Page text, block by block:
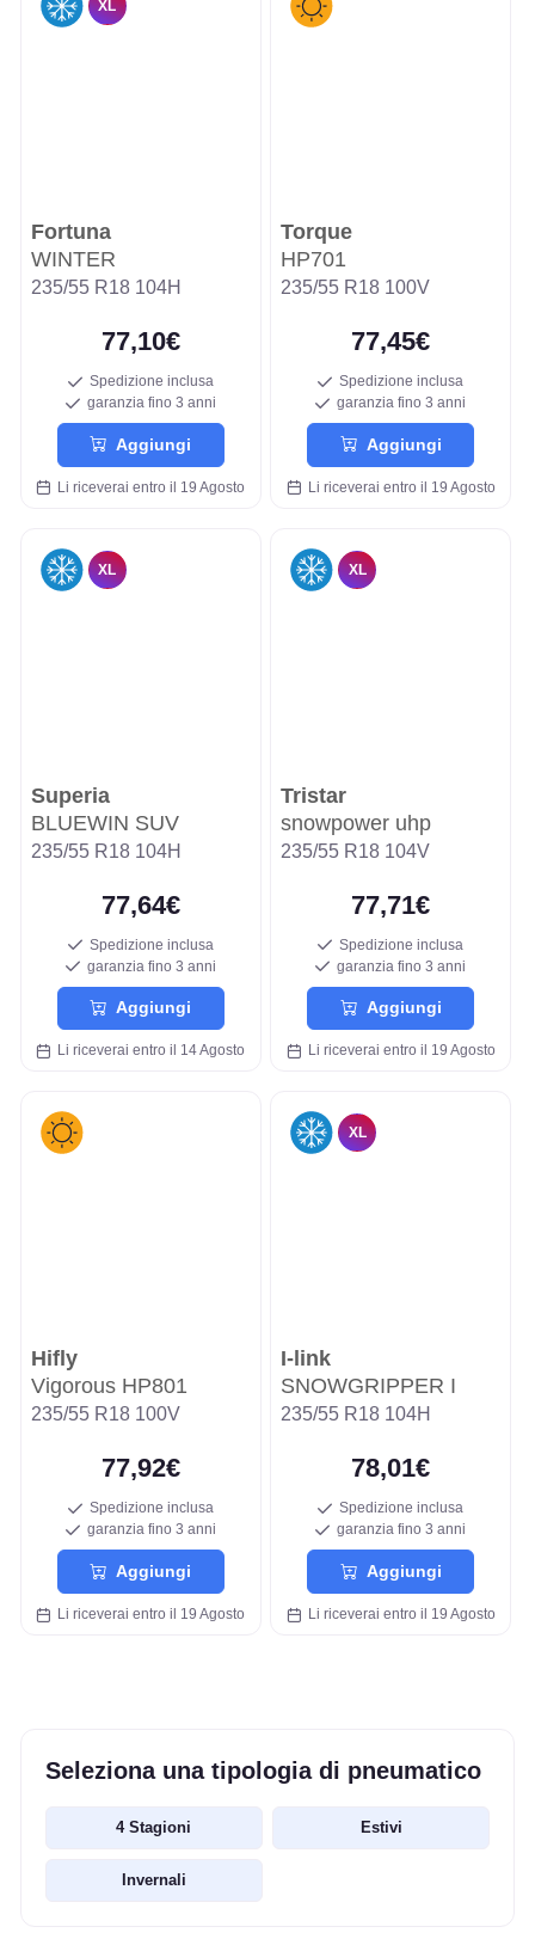
XL
Fortuna
WINTER
235/55 R18 104H
77,10€
Spedizione inclusa
garanzia fino 3 anni
Aggiungi
Li riceverai entro il 19 Agosto
Torque
HP701
235/55 R18 100V
77,45€
Spedizione inclusa
garanzia fino 3 anni
Aggiungi
Li riceverai entro il 19 Agosto
XL
Superia
BLUEWIN SUV
235/55 R18 104H
77,64€
Spedizione inclusa
garanzia fino 3 anni
Aggiungi
Li riceverai entro il 14 Agosto
XL
Tristar
snowpower uhp
235/55 R18 104V
77,71€
Spedizione inclusa
garanzia fino 3 anni
Aggiungi
Li riceverai entro il 19 Agosto
Hifly
Vigorous HP801
235/55 R18 100V
77,92€
Spedizione inclusa
garanzia fino 3 anni
Aggiungi
Li riceverai entro il 19 Agosto
XL
I-link
SNOWGRIPPER I
235/55 R18 104H
78,01€
Spedizione inclusa
garanzia fino 3 anni
Aggiungi
Li riceverai entro il 19 Agosto
Seleziona una tipologia di pneumatico
4 Stagioni Estivi
Invernali